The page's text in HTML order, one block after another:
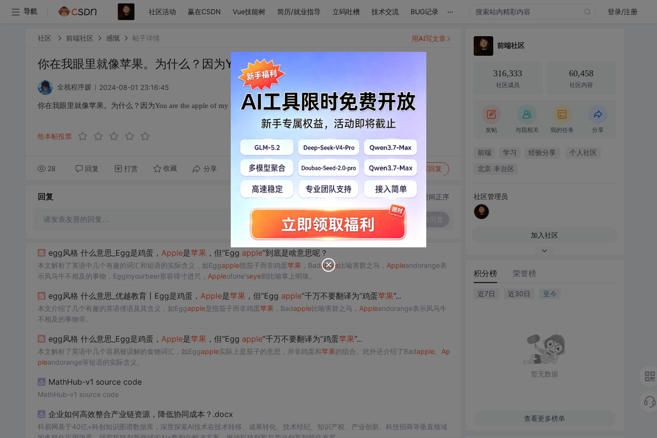
导航 社区活动 赢在CSDN Vue技能树 简历/就业指导 立码吐槽 技术交流 BUG记录 ... 登录/注册
社区 前端社区 感慨 帖子详情
你在我眼里就像苹果。为什么？因为You are the apple of my eye
全栈程序媛 2024-08-01 23:16:45
你在我眼里就像苹果。为什么？因为You are the apple of my eye
给本帖投票
28 回复 打赏 收藏 分享 转发到动态 举报 写回复
用AI写文章
回复 切换为时间正序
请发表友善的回复…
egg风格 什么意思_Egg是鸡蛋， Apple是苹果 ，但“Egg apple”到底是啥意思呢？
本文解析了英语中几个有趣的词汇和短语的实际含义，如Eggapple指茄子而非鸡蛋苹果 ，Badapple比喻害群之马， Appleandorange表
示风马牛不相及的事物，Egginyourbeer形容得寸进尺， Appleofone'seye则比喻掌上明珠。
egg风格 什么意思_优越教育丨Egg是鸡蛋， Apple是苹果 ，但“Egg apple”千万不要翻译为“鸡蛋苹果”...
本文介绍了几个有趣的英语俚语及其含义，如Eggapple是指茄子而非鸡蛋苹果 ，Badapple比喻害群之马， Appleandorange表示风马牛
不相及的事物等。
egg风格 什么意思_Egg是鸡蛋， Apple是苹果 ，但“Egg apple”千万不要翻译为“鸡蛋苹果”...
本文解析了英语中几个容易被误解的食物词汇，如Eggapple实际上是茄子的意思，并非鸡蛋和苹果的组合。此外还介绍了Badapple、 Ap
pleandorange等短语的实际含义。
MathHub-v1 source code
MathHub-v1 source code
企业如何高效整合产业链资源，降低协同成本？.docx
科易网基于40亿+科创知识图谱数据库，深度探索AI技术在技术转移、成果转化、技术经纪、知识产权、产业创新、科技招商等垂直领域
前端社区
316,333
社区成员
60,458
社区内容
发帖 与我相关 我的任务 分享
前端 学习 经验分享 个人社区
北京·丰台区
社区管理员
加入社区
积分榜 荣誉榜
近7日 近30日 至今
暂无数据
查看更多榜单